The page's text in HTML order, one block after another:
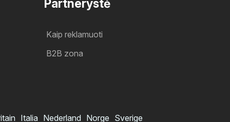
Partnerystė
Kaip reklamuoti
B2B zona
Italia Nederland Norge Sverige